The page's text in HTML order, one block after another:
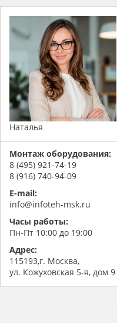
Наталья
Монтаж оборудования:
8 (495) 921-74-19
8 (916) 740-94-09
E-mail:
info@infoteh-msk.ru
Часы работы:
Пн-Пт 10:00 до 19:00
Адрес:
115193,г. Москва,
ул. Кожуховская 5-я, дом 9